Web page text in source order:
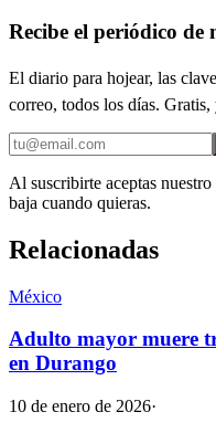
Recibe el periódico de
El diario para hojear, las
correo, todos los días.
Al suscribirte aceptas nuestro
baja cuando quieras.
Relacionadas
México
Adulto mayor muere
en Durango
10 de enero de 2026·